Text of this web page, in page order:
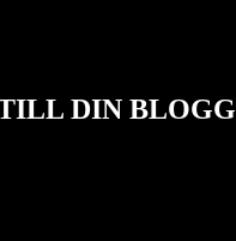
DIN BLOGG